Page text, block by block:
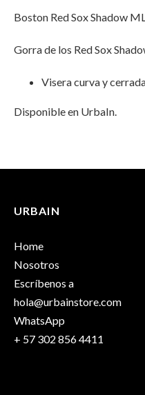
on
Facebook
39THIRTY"
on
Twitter
on
Email
Boston Red Sox Shadow
Gorra de los Red Sox
Visera curva y
Disponible en UrbaIn.
Dimensiones
Solo los usuarios registrados
URBAIN
Home
Nosotros
Escríbenos a
hola@urbainstore.com
WhatsApp
+ 57 302 856 4411